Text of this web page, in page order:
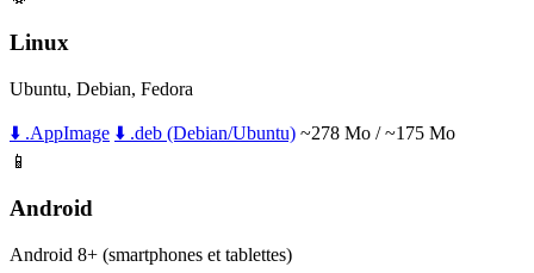
Linux
Ubuntu, Debian, Fedora
⬇️ .AppImage ⬇️ .deb (Debian/Ubuntu) ~278 Mo / ~175 Mo
📱
Android
Android 8+ (smartphones et tablettes)